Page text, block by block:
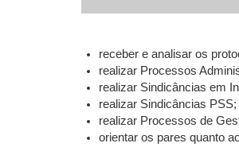
receber e analisar os
realizar Processos
realizar Sindicâncias em
realizar Sindicâncias PSS;
realizar Processos de
orientar os pares quanto